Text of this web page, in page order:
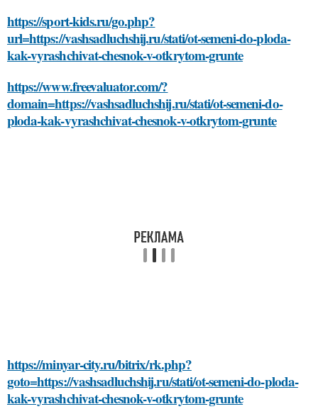
https://sport-kids.ru/go.php?
url=https://vashsadluchshij.ru/stati/ot-semeni-do-ploda-
kak-vyrashchivat-chesnok-v-otkrytom-grunte
https://www.freevaluator.com/?
domain=https://vashsadluchshij.ru/stati/ot-semeni-do-
ploda-kak-vyrashchivat-chesnok-v-otkrytom-grunte
https://minyar-city.ru/bitrix/rk.php?
goto=https://vashsadluchshij.ru/stati/ot-semeni-do-ploda-
kak-vyrashchivat-chesnok-v-otkrytom-grunte